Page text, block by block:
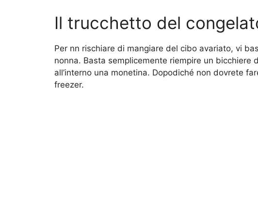
Il trucchetto del
Per nn rischiare di mangiare del cibo avariato, vi
nonna. Basta semplicemente riempire un bicchiere
all’interno una monetina. Dopodiché non dovrete
freezer.